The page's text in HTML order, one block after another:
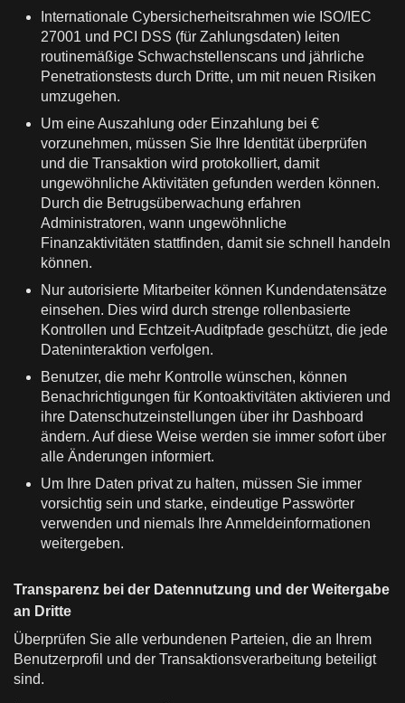
Internationale Cybersicherheitsrahmen wie ISO/IEC
27001 und PCI DSS (für Zahlungsdaten) leiten
routinemäßige Schwachstellenscans und jährliche
Penetrationstests durch Dritte, um mit neuen Risiken
umzugehen.
Um eine Auszahlung oder Einzahlung bei €
vorzunehmen, müssen Sie Ihre Identität überprüfen
und die Transaktion wird protokolliert, damit
ungewöhnliche Aktivitäten gefunden werden können.
Durch die Betrugsüberwachung erfahren
Administratoren, wann ungewöhnliche
Finanzaktivitäten stattfinden, damit sie schnell handeln
können.
Nur autorisierte Mitarbeiter können Kundendatensätze
einsehen. Dies wird durch strenge rollenbasierte
Kontrollen und Echtzeit-Auditpfade geschützt, die jede
Dateninteraktion verfolgen.
Benutzer, die mehr Kontrolle wünschen, können
Benachrichtigungen für Kontoaktivitäten aktivieren und
ihre Datenschutzeinstellungen über ihr Dashboard
ändern. Auf diese Weise werden sie immer sofort über
alle Änderungen informiert.
Um Ihre Daten privat zu halten, müssen Sie immer
vorsichtig sein und starke, eindeutige Passwörter
verwenden und niemals Ihre Anmeldeinformationen
weitergeben.
Transparenz bei der Datennutzung und der Weitergabe
an Dritte
Überprüfen Sie alle verbundenen Parteien, die an Ihrem
Benutzerprofil und der Transaktionsverarbeitung beteiligt
sind.